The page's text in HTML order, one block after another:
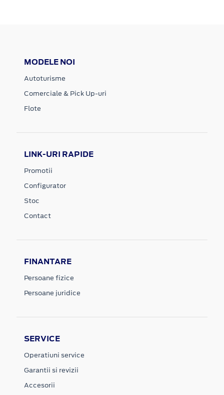
MODELE NOI
Autoturisme
Comerciale & Pick Up-uri
Flote
LINK-URI RAPIDE
Promotii
Configurator
Stoc
Contact
FINANTARE
Persoane fizice
Persoane juridice
SERVICE
Operatiuni service
Garantii si revizii
Accesorii